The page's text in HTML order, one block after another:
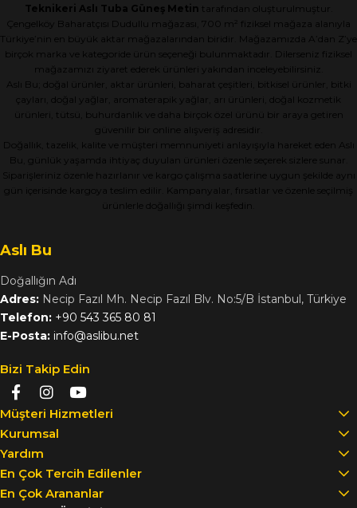
Teknikeri Aslı Tuba Güneş Metin tarafından oluşturulmuştur.
Çengelköy Baharatçısı Dudullu mağazası, 700 m² fiziksel mağaza alanıyla
Türkiye’nin en büyük aktar mağazalarından biridir. Mağazamızda A’dan Z’ye
birçok marka ve kategoride ürün seçeneği bulunmaktadır. Dilerseniz fiziksel
mağazamızı ziyaret ederek ürünleri yakından inceleyebilirsiniz.
Aslı Bu; doğal ürünler, aktar ürünleri, baharat çeşitleri, bitkisel ürünler, bitki
çayları, doğal yağlar, aromaterapik yağlar, arı ürünleri, doğal kozmetik
ürünleri, tütsü, buhurdanlık ve daha birçok özel ürünü bir araya getiren
güvenilir bir online alışveriş adresidir.
Doğallık, tazelik, kalite ve müşteri memnuniyeti anlayışıyla hareket eden Aslı
Bu, günlük yaşamda ihtiyaç duyulan ürünleri özenle seçerek sizlere sunar.
Siparişleriniz özenle hazırlanır ve kargo çalışma saatlerine uygun şekilde aynı
gün içerisinde kargoya teslim edilir. Kampanyalar, fırsatlar ve özenle seçilmiş
ürünlerle doğallığı şimdi keşfedin.
Aslı Bu
Doğallığın Adı
Adres: Necip Fazıl Mh. Necip Fazıl Blv. No:5/B İstanbul, Türkiye
Telefon: +90 543 365 80 81
E-Posta: info@aslibu.net
Bizi Takip Edin
Müşteri Hizmetleri
Kurumsal
Yardım
En Çok Tercih Edilenler
En Çok Arananlar